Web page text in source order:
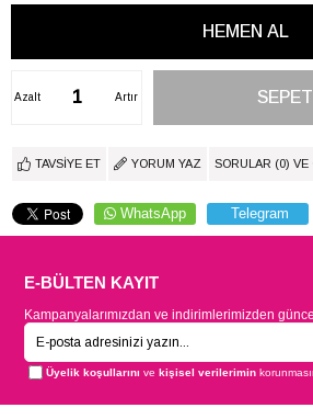
Artır
Azalt
TAVSIYE ET YORUM YAZ SORULAR (0) VE
WhatsApp Telegram
E-BÜLTEN KAYIT
Kampanyalarımızdan ve indirimlerimizden
Üyelik koşullarını vekişisel verilerimin